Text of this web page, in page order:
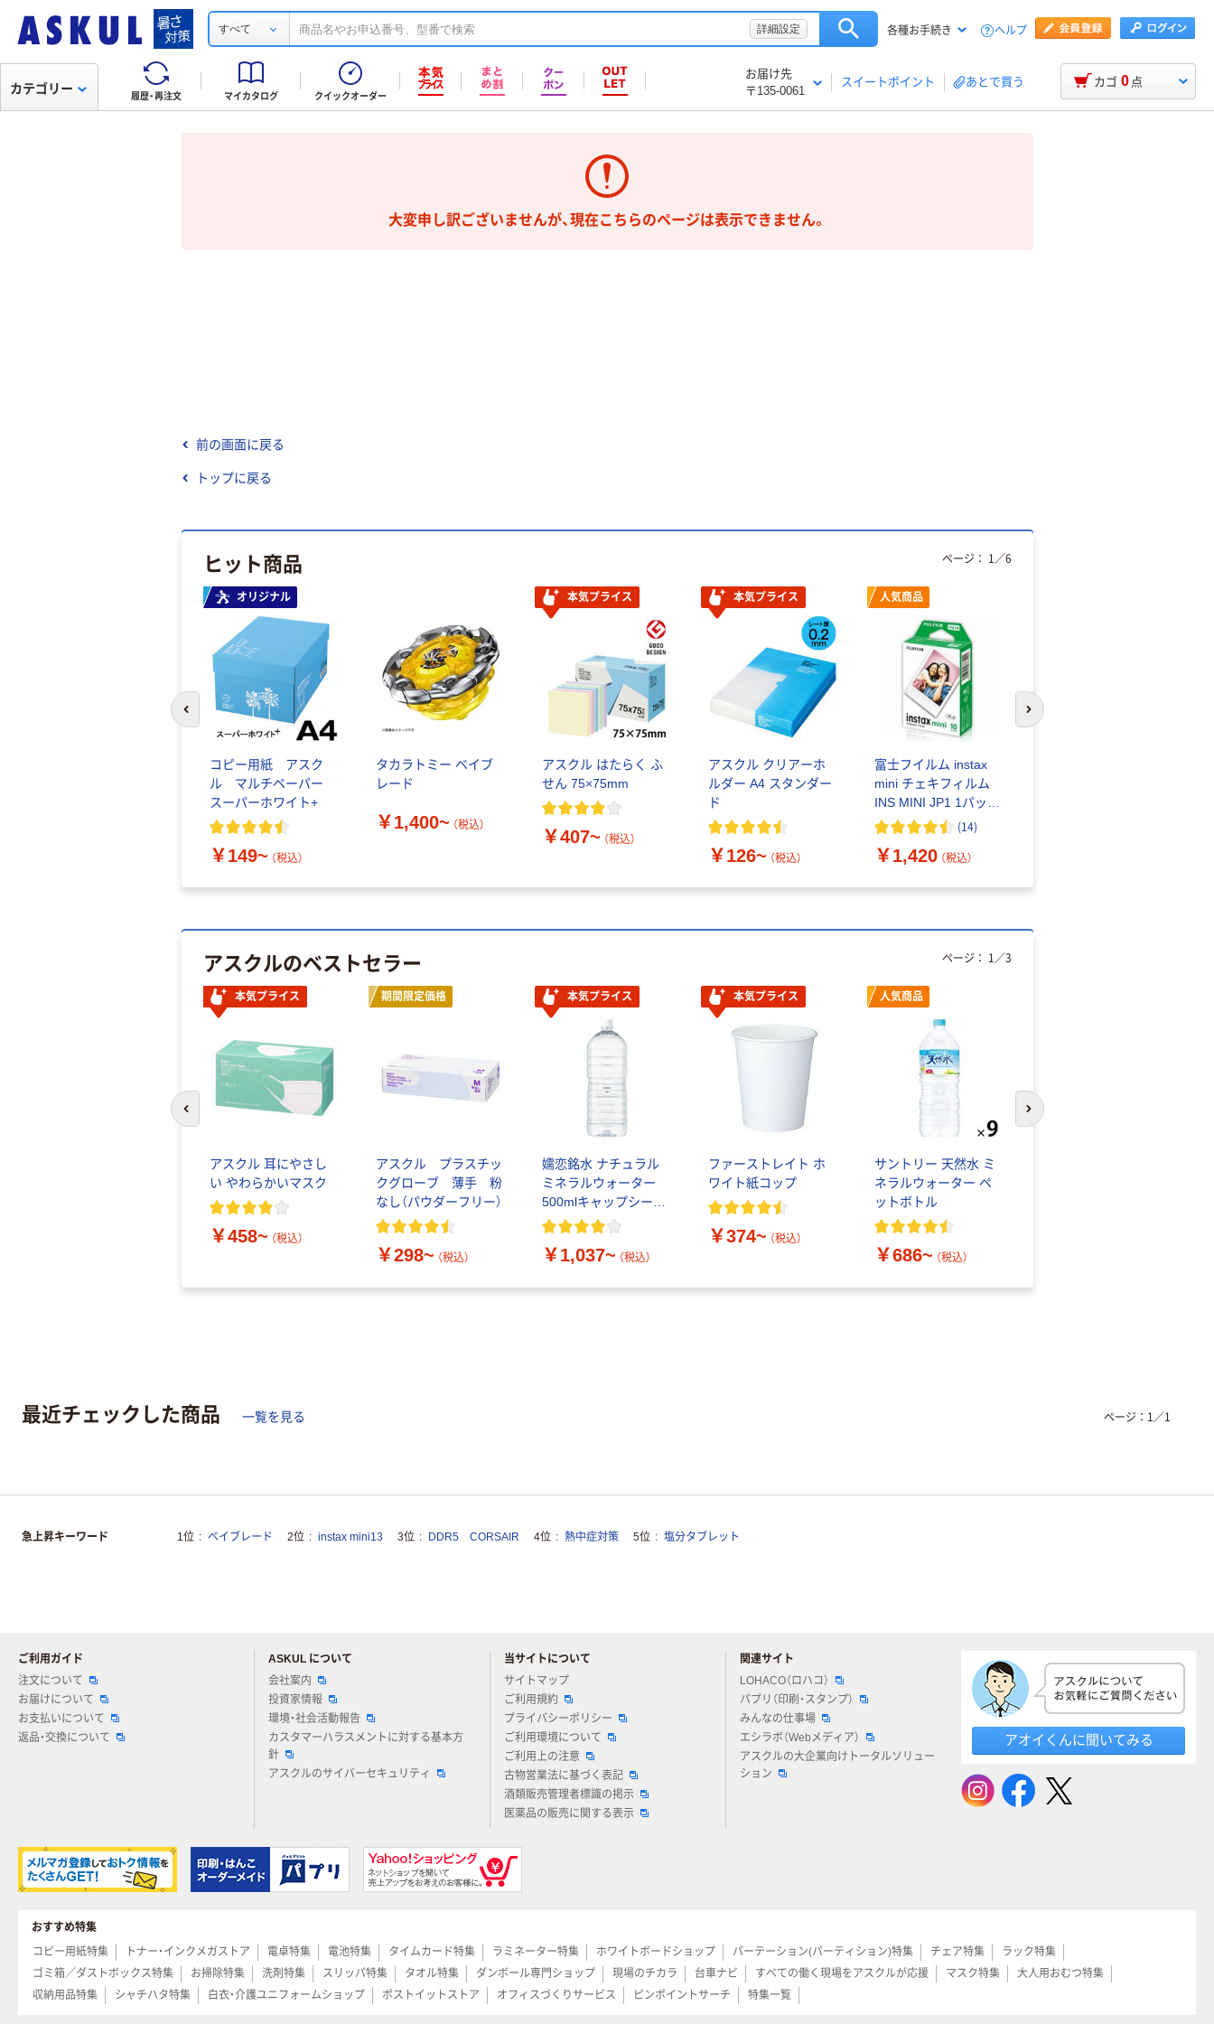
すべて 詳細設定 各種お手続き ヘルプ
履歴・再注文 マイカタログ クイックオーダー
お届け先
〒135-0061
スイートポイント あとで買う
カテゴリー カゴ 0 点
大変申し訳ございませんが、現在こちらのページは表示できません。
前の画面に戻る
トップに戻る
ヒット商品
オリジナル
コピー用紙 アスク
ル マルチペーパー
スーパーホワイト+
￥149~ （税込）
タカラトミー ベイブ
レード
￥1,400~ （税込）
本気プライス
アスクル はたらく ふ
せん 75×75mm
￥407~ （税込）
本気プライス
アスクル クリアーホ
ルダー A4 スタンダー
ド
￥126~ （税込）
人気商品
富士フイルム instax
mini チェキフィルム
INS MINI JP1 1パック
（10枚入り）
(14)
￥1,420 （税込）
ページ： 1 ／6
前のスライドへ 次のスライドへ
アスクルのベストセラー
本気プライス
アスクル 耳にやさし
い やわらかいマスク
￥458~ （税込）
期間限定価格
アスクル プラスチッ
クグローブ 薄手 粉
なし（パウダーフリー）
￥298~ （税込）
本気プライス
嬬恋銘水 ナチュラル
ミネラルウォーター
500mlキャップシール
付き／2Lラベルレス
￥1,037~ （税込）
本気プライス
ファーストレイト ホ
ワイト紙コップ
￥374~ （税込）
人気商品
サントリー 天然水 ミ
ネラルウォーター ペ
ットボトル
￥686~ （税込）
ページ： 1 ／3
次のスライドへ
最近チェックした商品 一覧を見る ページ： 1 ／1
急上昇キーワード 1位 ベイブレード 2位 instax mini13 3位 DDR5 CORSAIR 4位 熱中症対策 5位 塩分タブレット
ご利用ガイド
注文について
お届けについて
お支払いについて
返品・交換について
ASKUL について
会社案内
投資家情報
環境・社会活動報告
カスタマーハラスメントに対する基本方
針
アスクルのサイバーセキュリティ
当サイトについて
サイトマップ
ご利用規約
プライバシーポリシー
ご利用環境について
ご利用上の注意
古物営業法に基づく表記
酒類販売管理者標識の掲示
医薬品の販売に関する表示
関連サイト
LOHACO（ロハコ）
パプリ（印刷・スタンプ）
みんなの仕事場
エシラボ（Webメディア）
アスクルの大企業向けトータルソリュー
ション
アオイくんに聞いてみる
おすすめ特集
コピー用紙特集
トナー・インクメガストア 電卓特集 電池特集 タイムカード特集 ラミネーター特集 ホワイトボードショップ パーテーション(パーティション)特集 チェア特集
ラック特集
ゴミ箱／ダストボックス特集
お掃除特集 洗剤特集 スリッパ特集 タオル特集 ダンボール専門ショップ 現場のチカラ 台車ナビ すべての働く現場をアスクルが応援 マスク特集
大人用おむつ特集
収納用品特集
シャチハタ特集 白衣・介護ユニフォームショップ ポストイットストア オフィスづくりサービス ピンポイントサーチ 特集一覧